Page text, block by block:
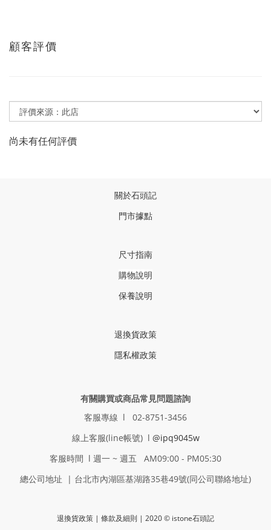
顧客評價
尚未有任何評價
關於石頭記
門市據點
尺寸指南
購物說明
保養說明
退換貨政策
隱私權政策
有關購買或商品常見問題諮詢
客服專線 l 02-8751-3456
線上客服(line帳號) l @ipq9045w
客服時間 l 週一 ~ 週五 AM09:00 - PM05:30
總公司地址 | 台北市內湖區基湖路35巷49號(同公司聯絡地址)
退換貨政策 | 條款及細則 | 2020 © istone石頭記